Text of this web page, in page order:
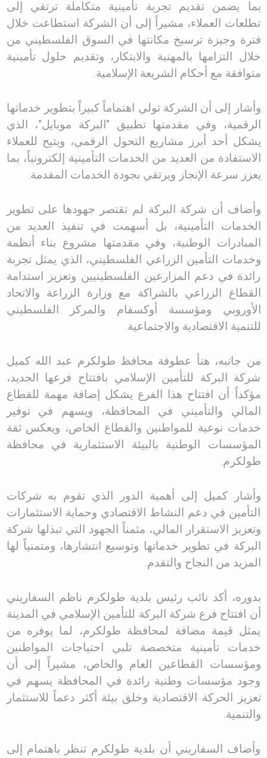
بما يضمن تقديم تجربة تأمينية متكاملة ترتقي إلى
تطلعات العملاء، مشيراً إلى أن الشركة استطاعت خلال
فترة وجيزة ترسيخ مكانتها في السوق الفلسطيني من
خلال التزامها بالمهنية والابتكار، وتقديم حلول تأمينية
متوافقة مع أحكام الشريعة الإسلامية.
وأشار إلى أن الشركة تولي اهتماماً كبيراً بتطوير خدماتها
الرقمية، وفي مقدمتها تطبيق " البركة موبايل"، الذي
يشكل أحد أبرز مشاريع التحول الرقمي، ويتيح للعملاء
الاستفادة من العديد من الخدمات التأمينية إلكترونياً، بما
يعزز سرعة الإنجاز ويرتقي بجودة الخدمات المقدمة.
وأضاف أن شركة البركة لم تقتصر جهودها على تطوير
الخدمات التأمينية، بل أسهمت في تنفيذ العديد من
المبادرات الوطنية، وفي مقدمتها مشروع بناء أنظمة
وخدمات التأمين الزراعي الفلسطيني، الذي يمثل تجربة
رائدة في دعم المزارعين الفلسطينيين وتعزيز استدامة
القطاع الزراعي بالشراكة مع وزارة الزراعة والاتحاد
الأوروبي ومؤسسة أوكسفام والمركز الفلسطيني
للتنمية الاقتصادية والاجتماعية.
من جانبه، هنأ عطوفة محافظ طولكرم عبد الله كميل
شركة البركة للتأمين الإسلامي بافتتاح فرعها الجديد،
مؤكداً أن افتتاح هذا الفرع يشكل إضافة مهمة للقطاع
المالي والتأميني في المحافظة، ويسهم في توفير
خدمات نوعية للمواطنين والقطاع الخاص، ويعكس ثقة
المؤسسات الوطنية بالبيئة الاستثمارية في محافظة
طولكرم.
وأشار كميل إلى أهمية الدور الذي تقوم به شركات
التأمين في دعم النشاط الاقتصادي وحماية الاستثمارات
وتعزيز الاستقرار المالي، مثمناً الجهود التي تبذلها شركة
البركة في تطوير خدماتها وتوسيع انتشارها، ومتمنياً لها
المزيد من النجاح والتقدم.
بدوره، أكد نائب رئيس بلدية طولكرم ناظم السفاريني
أن افتتاح فرع شركة البركة للتأمين الإسلامي في المدينة
يمثل قيمة مضافة لمحافظة طولكرم، لما يوفره من
خدمات تأمينية متخصصة تلبي احتياجات المواطنين
ومؤسسات القطاعين العام والخاص، مشيراً إلى أن
وجود مؤسسات وطنية رائدة في المحافظة يسهم في
تعزيز الحركة الاقتصادية وخلق بيئة أكثر دعماً للاستثمار
والتنمية.
وأضاف السفاريني أن بلدية طولكرم تنظر باهتمام إلى